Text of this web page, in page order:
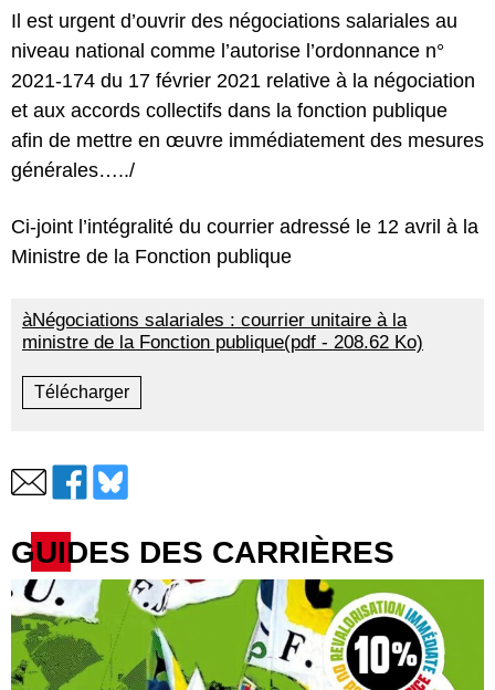
Il est urgent d’ouvrir des négociations salariales au
niveau national comme l’autorise l’ordonnance n°
2021-174 du 17 février 2021 relative à la négociation
et aux accords collectifs dans la fonction publique
afin de mettre en œuvre immédiatement des mesures
générales…../
Ci-joint l’intégralité du courrier adressé le 12 avril à la
Ministre de la Fonction publique
àNégociations salariales : courrier unitaire à la
ministre de la Fonction publique(pdf - 208.62 Ko)
Télécharger
GUIDES DES CARRIÈRES